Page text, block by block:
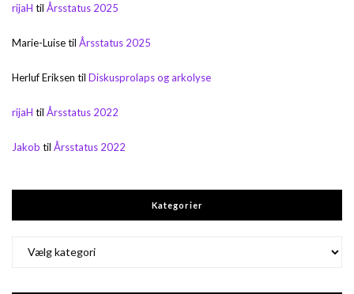
rijaH til Årsstatus 2025
Marie-Luisetil Årsstatus 2025
Herluf Eriksen til Diskusprolaps og arkolyse
rijaH til Årsstatus 2022
Jakob til Årsstatus 2022
Kategorier